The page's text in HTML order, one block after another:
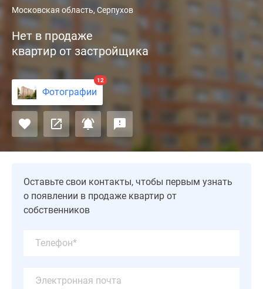
ЖК
улице
Фрунзе
Серпухове
от
застройщика
«ЮИТ
Московия»
расположен
Ногинского
парка
благоустроенного
Комплекс
Московская область, Серпухов
Нет в продаже
квартир от застройщика
Фотографии
12
Оставьте свои контакты, чтобы первым узнать
о появлении в продаже квартир от
собственников